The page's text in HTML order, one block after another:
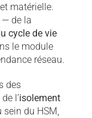
matérielle.
— de la
cycle de vie
le module
réseau.
des
l’isolement
sein du HSM,